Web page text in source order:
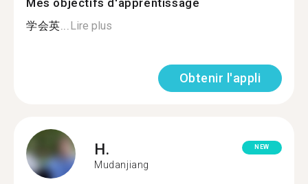
Mes objectifs d'apprentissage
学会英...Lire plus
Obtenir l'appli
H.
Mudanjiang
NEW